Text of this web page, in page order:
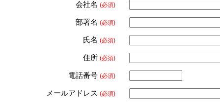
会社名 (必須)
部署名 (必須)
氏名 (必須)
住所 (必須)
電話番号 (必須)
メールアドレス (必須)